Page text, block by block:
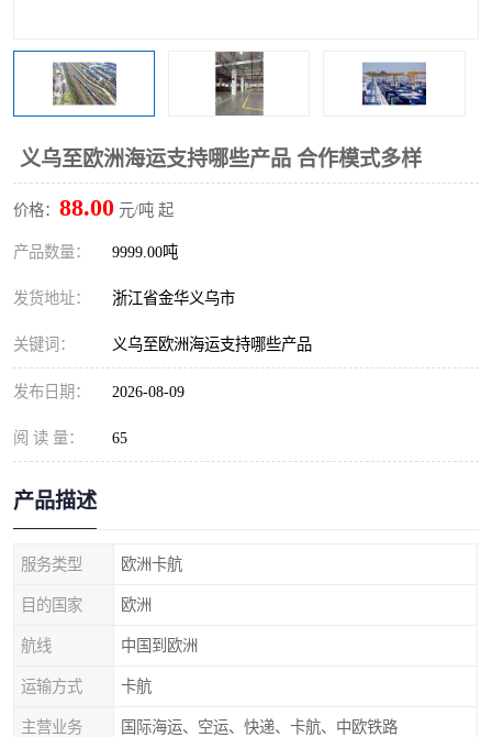
义乌至欧洲海运支持哪些产品 合作模式多样
价格： 88.00 元/吨 起
产品数量： 9999.00吨
发货地址： 浙江省金华义乌市
关键词： 义乌至欧洲海运支持哪些产品
发布日期： 2026-08-09
阅 读 量： 65
产品描述
服务类型 欧洲卡航
目的国家 欧洲
航线 中国到欧洲
运输方式 卡航
主营业务 国际海运、空运、快递、卡航、中欧铁路